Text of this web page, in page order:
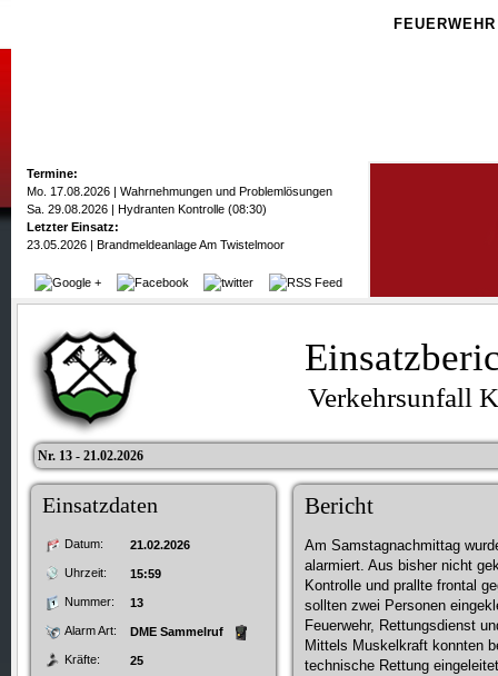
FEUERWEHR
Termine:
Mo. 17.08.2026 | Wahrnehmungen und Problemlösungen
Sa. 29.08.2026 | Hydranten Kontrolle (08:30)
Letzter Einsatz:
23.05.2026 | Brandmeldeanlage Am Twistelmoor
Verkehrsunfall
Nr. 13 - 21.02.2026
Einsatzdaten
Datum: 21.02.2026
Uhrzeit: 15:59
Nummer: 13
Alarm Art: DME Sammelruf
Kräfte: 25
Bericht
Am Samstagnachmittag
alarmiert. Aus bisher nicht
Kontrolle und prallte frontal
sollten zwei Personen
Feuerwehr, Rettungsdienst
Mittels Muskelkraft konnten
technische Rettung